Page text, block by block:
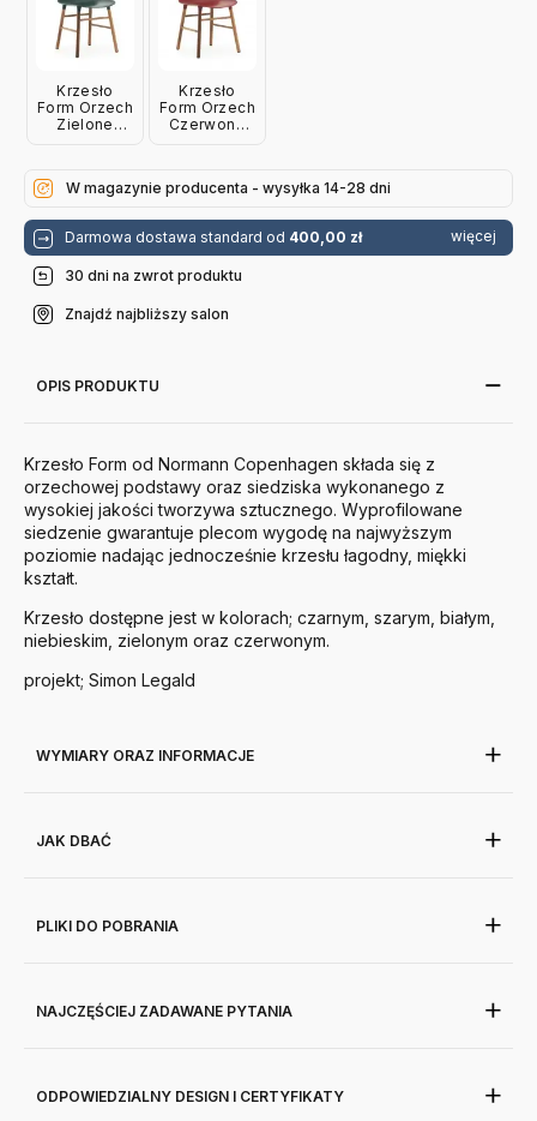
Krzesło
Form Orzech
Zielone
Krzesło
Form Orzech
Czerwone
W magazynie producenta - wysyłka 14-28 dni
Darmowa dostawa standard od 400,00 zł więcej
30 dni na zwrot produktu
Znajdź najbliższy salon
OPIS PRODUKTU
Krzesło Form od Normann Copenhagen składa się z
orzechowej podstawy oraz siedziska wykonanego z
wysokiej jakości tworzywa sztucznego. Wyprofilowane
siedzenie gwarantuje plecom wygodę na najwyższym
poziomie nadając jednocześnie krzesłu łagodny, miękki
kształt.
Krzesło dostępne jest w kolorach; czarnym, szarym, białym,
niebieskim, zielonym oraz czerwonym.
projekt; Simon Legald
WYMIARY ORAZ INFORMACJE
JAK DBAĆ
PLIKI DO POBRANIA
NAJCZĘŚCIEJ ZADAWANE PYTANIA
ODPOWIEDZIALNY DESIGN I CERTYFIKATY